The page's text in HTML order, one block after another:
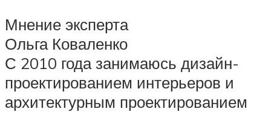
Мнение эксперта
Ольга Коваленко
С 2010 года занимаюсь дизайн-
проектированием интерьеров и
архитектурным проектированием